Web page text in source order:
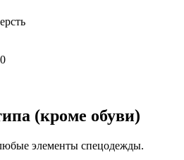
(кроме обуви)
элементы спецодежды.